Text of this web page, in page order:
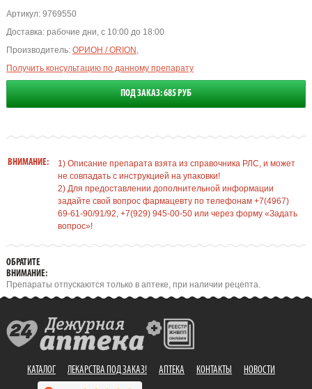
Артикул:9769550
Доставка: рабочие дни, с 10:00 до 18:00
Производитель: ОРИОН / ORION ,
Получить консультацию по данному препарату
ПОД ЗАКАЗ: 685 РУБ
ВНИМАНИЕ:
1) Описание препарата взята из справочника РЛС, и может
не совпадать с инструкцией на упаковки!
2) Для предоставлении дополнительной информации
задайте свой вопрос фармацевту по телефонам +7(4967)
69-61-90/91/92, +7(929) 945-00-50 или через форму «Задать
вопрос»!
ОБРАТИТЕ
ВНИМАНИЕ:
Препараты отпускаются только в аптеке, при наличии рецепта.
КАТАЛОГ ЛЕКАРСТВА ПОД ЗАКАЗ! АПТЕКА КОНТАКТЫ НОВОСТИ